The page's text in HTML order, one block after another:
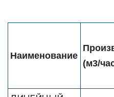
Наименование
(м3/